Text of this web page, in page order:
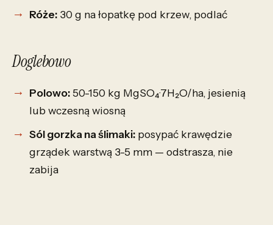
Róże: 30 g na łopatkę pod krzew, podlać
Doglebowo
Polowo: 50-150 kg MgSO₄·7H₂O/ha, jesienią
lub wczesną wiosną
Sól gorzka na ślimaki: posypać krawędzie
grządek warstwą 3-5 mm — odstrasza, nie
zabija